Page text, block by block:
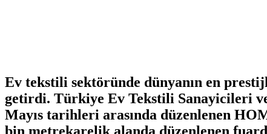
Ev tekstili sektöründe dünyanın en
getirdi. Türkiye Ev Tekstili Sanayicileri
Mayıs tarihleri arasında düzenlenen
bin metrekarelik alanda düzenlenen